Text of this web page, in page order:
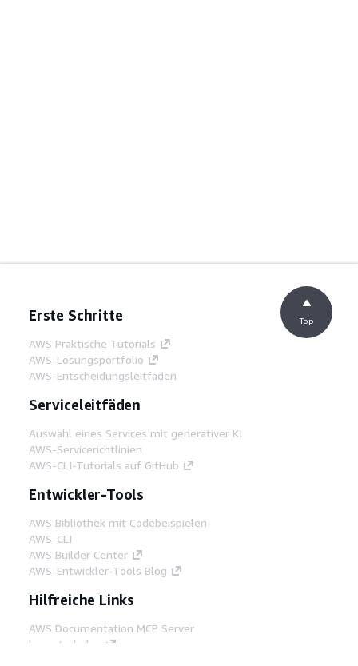
Erste Schritte
AWS Praktische Tutorials
AWS-Lösungsportfolio
AWS-Entscheidungsleitfäden
Serviceleitfäden
Auswahl eines Services mit generativer KI
AWS-Servicerichtlinien
AWS-CLI-Tutorials auf GitHub
Entwickler-Tools
AWS Bibliothek mit Codebeispielen
AWS-CLI
AWS Builder Center
AWS-Entwickler-Tools Blog
Hilfreiche Links
AWS Documentation MCP Server
herunterladen
Top